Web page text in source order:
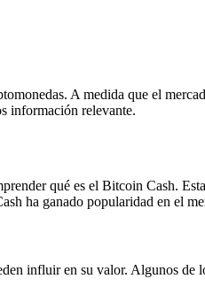
A medida que el
información relevante.
qué es el Bitcoin Cash.
ha ganado popularidad en el
influir en su valor. Algunos